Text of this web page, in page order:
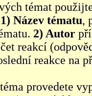
témat
1) Název tématu,
2) Autor
reakcí
reakce na
provedete